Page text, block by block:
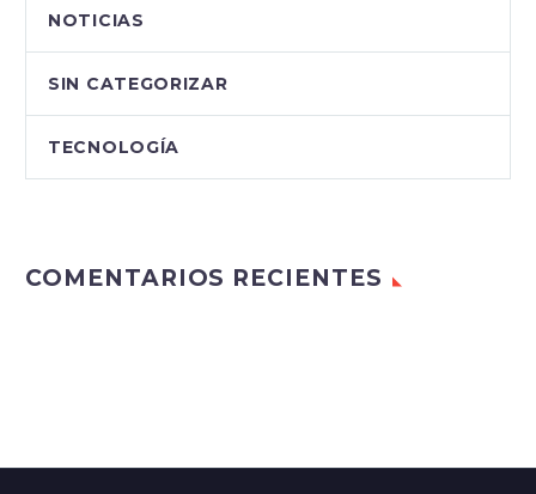
NOTICIAS
SIN CATEGORIZAR
TECNOLOGÍA
COMENTARIOS RECIENTES